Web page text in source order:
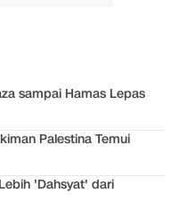
sampai Hamas Lepas
Palestina Temui
'Dahsyat' dari